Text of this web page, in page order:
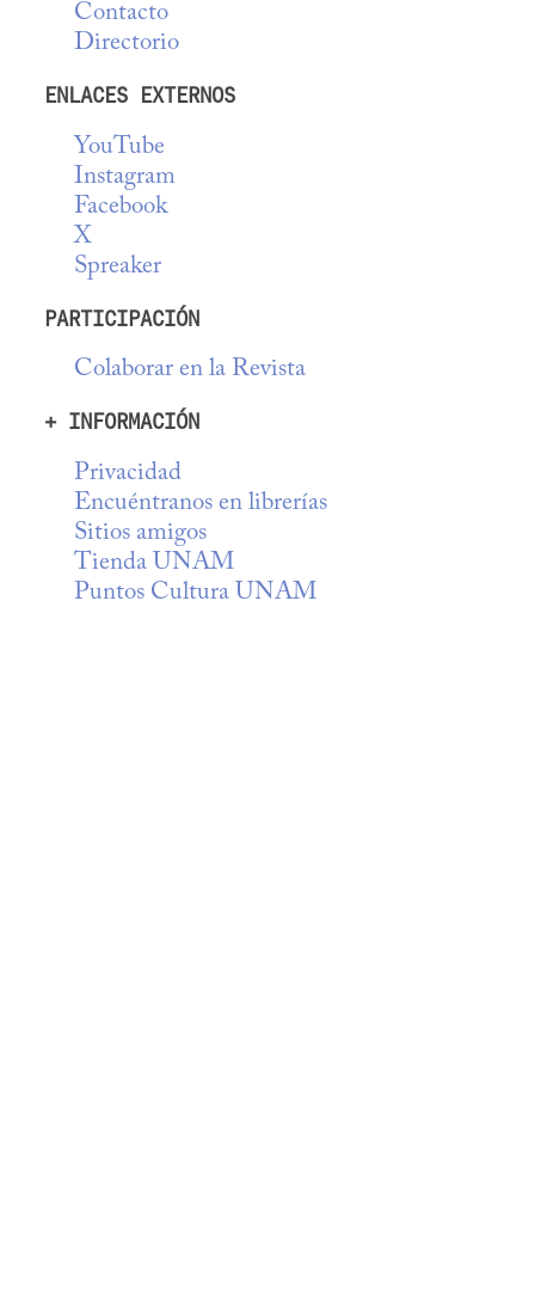
Contacto
Directorio
ENLACES EXTERNOS
YouTube
Instagram
Facebook
X
Spreaker
PARTICIPACIÓN
Colaborar en la Revista
+ INFORMACIÓN
Privacidad
Encuéntranos en librerías
Sitios amigos
Tienda UNAM
Puntos Cultura UNAM